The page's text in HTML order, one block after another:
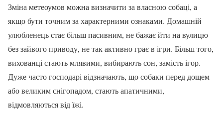
Зміна метеоумов можна визначити за власною собаці, а
якщо бути точним за характерними ознаками. Домашній
улюбленець стає більш пасивним, не бажає йти на вулицю
без зайвого приводу, не так активно грає в ігри. Більш того,
вихованці стають млявими, вибирають сон, замість ігор.
Дуже часто господарі відзначають, що собаки перед дощем
або великим снігопадом, стають апатичними,
відмовляються від їжі.